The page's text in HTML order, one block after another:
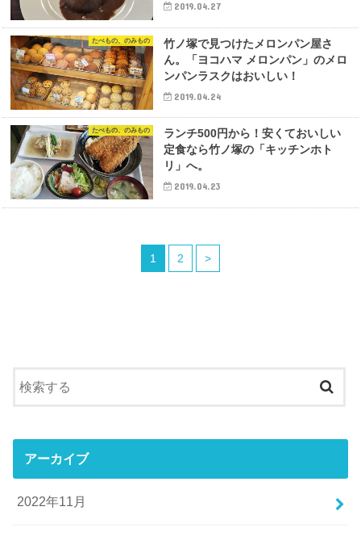
2019.04.27
たべもの、のみもの
竹ノ塚で見つけたメロンパン屋さ
ん。「ヨコハマ メロンパン」のメロ
ンパンラスクはおいしい！
2019.04.24
たべもの、のみもの
ランチ500円から！安くておいしい
定食なら竹ノ塚の「キッチンホト
リ」へ。
2019.04.23
1 2 >
アーカイブ
2022年11月